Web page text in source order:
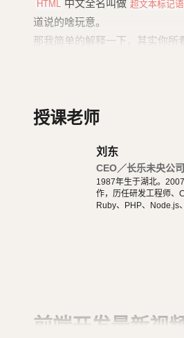
HTML 中文全名叫做 超文本标记
道说的啥玩意。
那我简单的解释一下，其实你所
、 Java
通过浏览器，就可
课程中，没有讲到 HTML 的所有
工作了，你会发现。其实平常
授课老师
刘东
CEO／长乐未央公司
1987年生于湖北。
作，历任研发工程师、
Ruby、PHP、Node.js
前端开发最新视